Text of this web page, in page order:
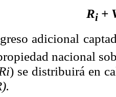
Ri +
adicional
nacional
) se distribuirá en